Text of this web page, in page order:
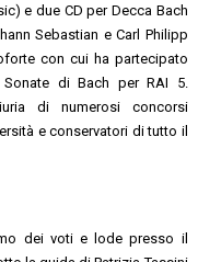
e due CD per Decca Bach
Sebastian e Carl Philipp
con cui ha partecipato
di Bach per RAI 5.
di numerosi concorsi
e conservatori di tutto il
dei voti e lode presso il